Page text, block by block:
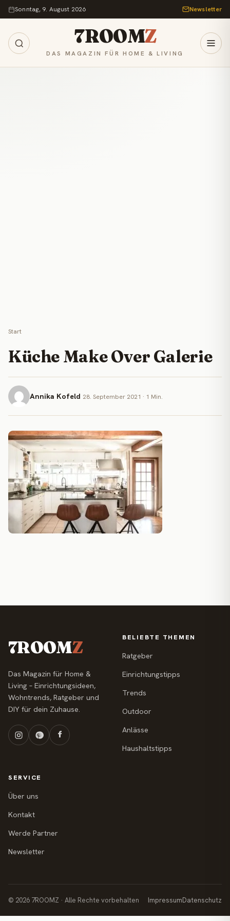
Zum Inhalt springen
Sonntag, 9. August 2026 Newsletter
7ROOMZ
DAS MAGAZIN FÜR HOME & LIVING
Start
Küche Make Over Galerie
Annika Kofeld 28. September 2021 · 1 Min.
7ROOMZ
Das Magazin für Home &
Living – Einrichtungsideen,
Wohntrends, Ratgeber und
DIY für dein Zuhause.
BELIEBTE THEMEN
Ratgeber
Einrichtungstipps
Trends
Outdoor
Anlässe
Haushaltstipps
SERVICE
Über uns
Kontakt
Werde Partner
Newsletter
© 2026 7ROOMZ · Alle Rechte vorbehalten ImpressumDatenschutz